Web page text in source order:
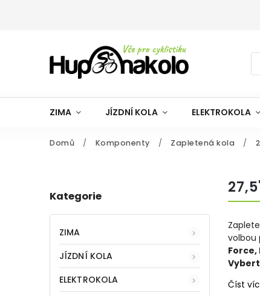
ZIMA JÍZDNÍ KOLA ELEKTROKOLA
Domů / Komponenty / Zapletená kola /
Kategorie
ZIMA
JÍZDNÍ KOLA
ELEKTROKOLA
volbou
Force,
Číst